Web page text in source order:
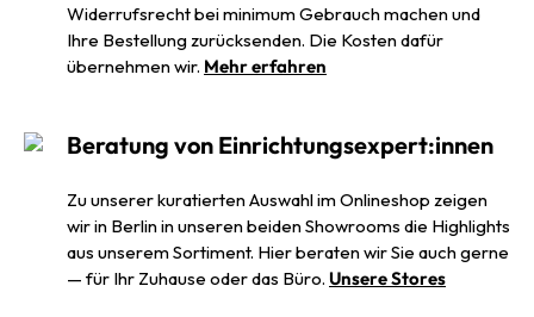
Widerrufsrecht bei minimum Gebrauch machen und
Ihre Bestellung zurücksenden. Die Kosten dafür
übernehmen wir. Mehr erfahren
Beratung von Einrichtungsexpert:innen
Zu unserer kuratierten Auswahl im Onlineshop zeigen
wir in Berlin in unseren beiden Showrooms die Highlights
aus unserem Sortiment. Hier beraten wir Sie auch gerne
— für Ihr Zuhause oder das Büro. Unsere Stores